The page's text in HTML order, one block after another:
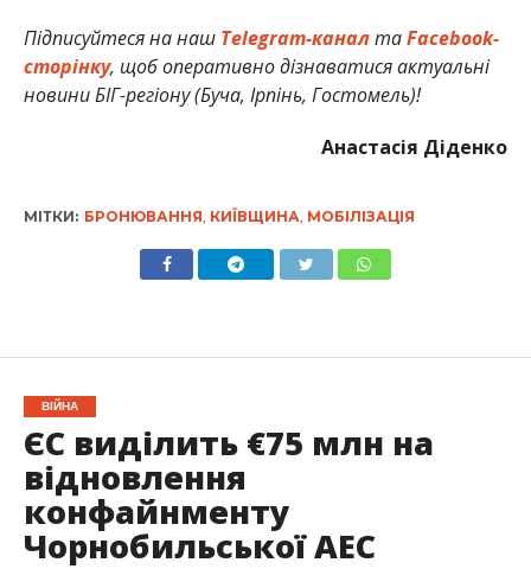
Підписуйтеся на наш Telegram-каналтаFacebook-
сторінку, щоб оперативно дізнаватися актуальні
новини БІГ-регіону (Буча, Ірпінь, Гостомель)!
Анастасія Діденко
МІТКИ: БРОНЮВАННЯ КИЇВЩИНА МОБІЛІЗАЦІЯ
ВІЙНА
ЄС виділить €75 млн на
відновлення
конфайнменту
Чорнобильської АЕС